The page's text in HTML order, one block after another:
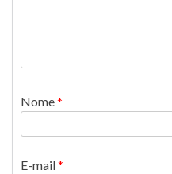
Nome*
E-mail*